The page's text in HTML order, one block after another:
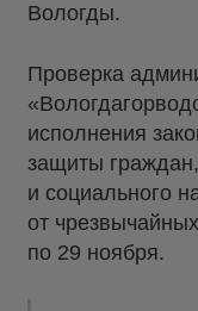
Вологды.
Проверка
исполнения
защиты
и социального
от
по 29 ноября.